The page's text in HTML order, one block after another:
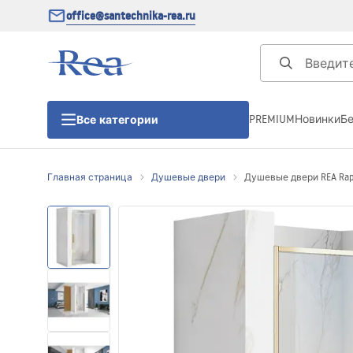
office@santechnika-rea.ru
Все категории
Душевые поддоны
Линейные трапы для душа
PREMIUMНовинки
Главная страница Душевые двери Душевые двери REA